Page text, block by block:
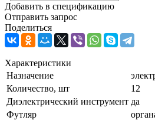
Добавить в спецификацию
Отправить запрос
Поделиться
Характеристики
Назначение
Количество, шт
12
Диэлектрический инструмент да
Футляр